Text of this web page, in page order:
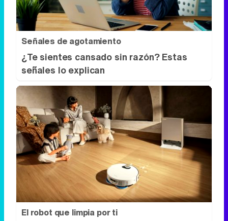
Señales de agotamiento
¿Te sientes cansado sin razón? Estas
señales lo explican
El robot que limpia por ti